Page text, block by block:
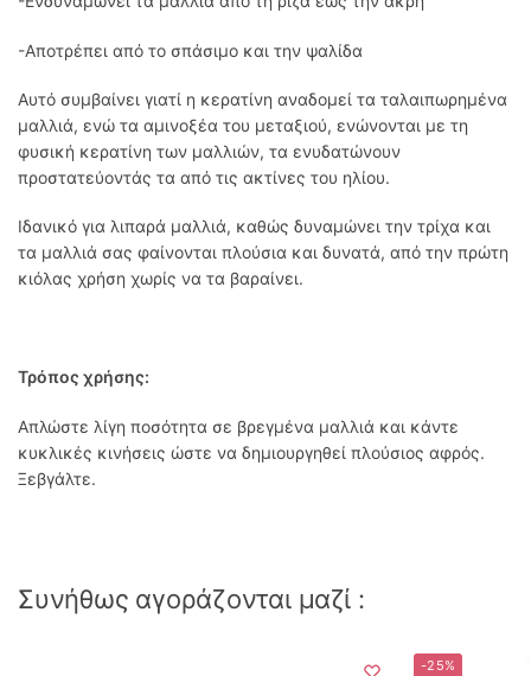
-Αποτρέπει από το σπάσιμο και την ψαλίδα
Αυτό συμβαίνει γιατί η κερατίνη αναδομεί τα ταλαιπωρημένα
μαλλιά, ενώ τα αμινοξέα του μεταξιού, ενώνονται με τη
φυσική κερατίνη των μαλλιών, τα ενυδατώνουν
προστατεύοντάς τα από τις ακτίνες του ηλίου.
Ιδανικό για λιπαρά μαλλιά, καθώς δυναμώνει την τρίχα και
τα μαλλιά σας φαίνονται πλούσια και δυνατά, από την πρώτη
κιόλας χρήση χωρίς να τα βαραίνει.
Τρόπος χρήσης:
Απλώστε λίγη ποσότητα σε βρεγμένα μαλλιά και κάντε
κυκλικές κινήσεις ώστε να δημιουργηθεί πλούσιος αφρός.
Ξεβγάλτε.
Συνήθως αγοράζονται μαζί :
-25%